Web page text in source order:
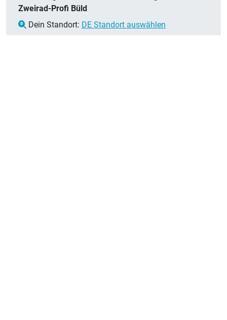
Zweirad-Profi Büld
Dein Standort: DE Standort auswählen